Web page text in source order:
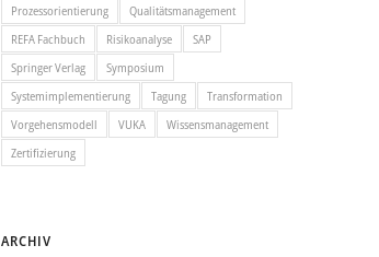
Prozessorientierung
Qualitätsmanagement
REFA Fachbuch
Risikoanalyse
SAP
Springer Verlag
Symposium
Systemimplementierung
Tagung
Transformation
Vorgehensmodell
VUKA
Wissensmanagement
Zertifizierung
ARCHIV